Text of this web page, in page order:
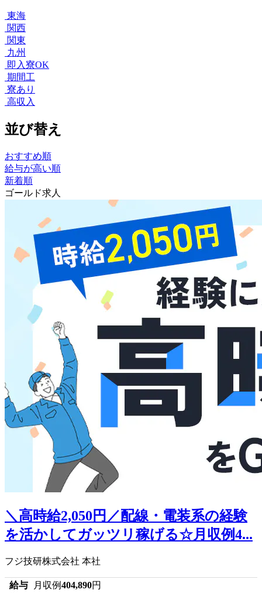
東海
関西
関東
九州
即入寮OK
期間工
寮あり
高収入
並び替え
おすすめ順
給与が高い順
新着順
ゴールド求人
＼高時給2,050円／配線・電装系の経験
を活かしてガッツリ稼げる☆月収例4...
フジ技研株式会社 本社
給与 月収例404,890円